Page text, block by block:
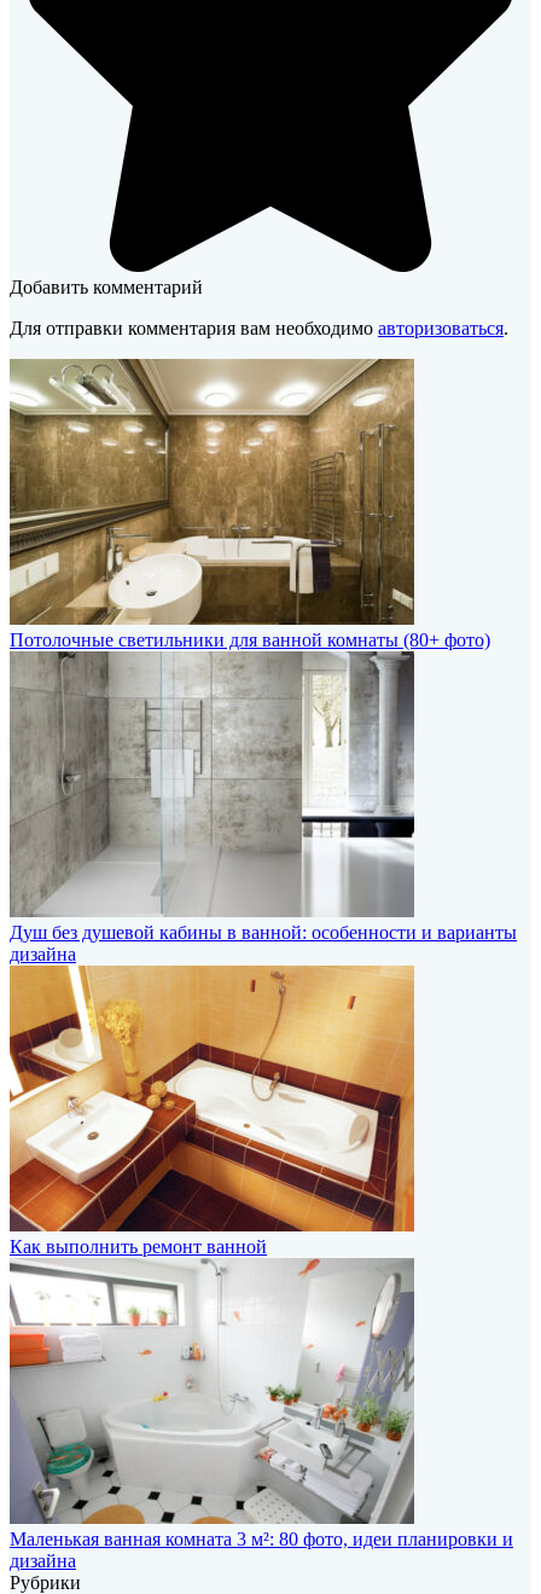
Добавить комментарий
Для отправки комментария вам необходимо авторизоваться.
Потолочные светильники для ванной комнаты (80+ фото)
Душ без душевой кабины в ванной: особенности и варианты
дизайна
Как выполнить ремонт ванной
Маленькая ванная комната 3 м²: 80 фото, идеи планировки и
дизайна
Рубрики